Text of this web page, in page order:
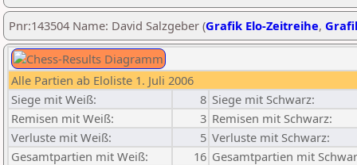
Pnr:143504 Name: David Salzgeber (Grafik Elo-Zeitreihe,
Alle Partien ab Eloliste 1. Juli 2006
Siege mit Weiß:
8 Siege mit Schwarz:
Remisen mit Weiß:
3 Remisen mit Schwarz:
Verluste mit Weiß:
5 Verluste mit Schwarz:
Gesamtpartien mit Weiß:
16 Gesamtpartien mit